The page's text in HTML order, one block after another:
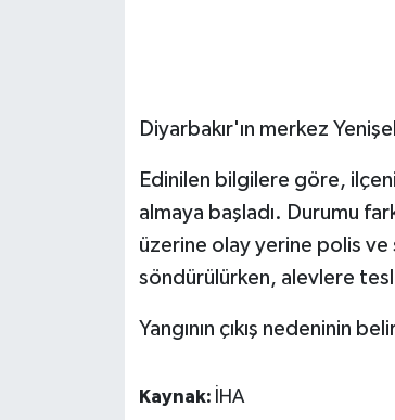
Diyarbakır'ın merkez
Edinilen bilgilere göre,
almaya başladı. Durumu
üzerine olay yerine polis ve
söndürülürken, alevlere
Yangının çıkış nedeninin
Kaynak: İHA
HABERDE İNSAN
İş Dünyası